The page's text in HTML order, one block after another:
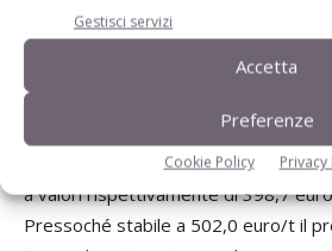
Gestisci servizi
Accetta
Preferenze
Cookie Policy Privacy
estera è rimasto pressoché stabile
i prezzi della
e di quella brasiliana
(-
a valori rispettivamente di 398,7
Pressoché stabile a 502,0 euro/t il